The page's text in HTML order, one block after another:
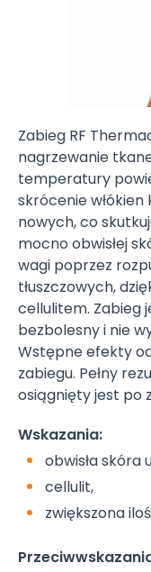
Zabieg RF
nagrzewanie
temperatury
skrócenie
nowych, co
mocno obwisłej
wagi poprzez
tłuszczowych,
cellulitem. Zabieg
bezbolesny i nie
Wstępne efekty
zabiegu. Pełny
osiągnięty jest po
Wskazania:
obwisła skóra
cellulit,
zwiększona